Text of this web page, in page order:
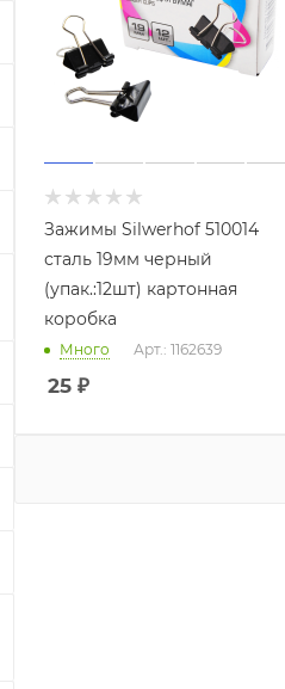
Зажимы Silwerhof 510014
сталь 19мм черный
(упак.:12шт) картонная
коробка
Много Арт.: 1162639
25 ₽